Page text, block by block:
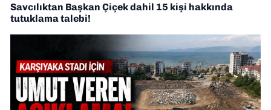
Savcılıktan Başkan Çiçek dahil 15 kişi hakkında
tutuklama talebi!